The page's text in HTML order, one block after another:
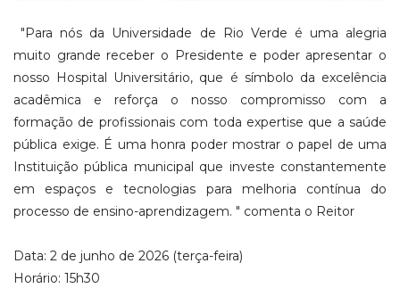
"Para nós da Universidade de Rio Verde é uma alegria
muito grande receber o Presidente e poder apresentar o
nosso Hospital Universitário, que é símbolo da excelência
acadêmica e reforça o nosso compromisso com a
formação de profissionais com toda expertise que a saúde
pública exige. É uma honra poder mostrar o papel de uma
Instituição pública municipal que investe constantemente
em espaços e tecnologias para melhoria contínua do
processo de ensino-aprendizagem. " comenta o Reitor
Data: 2 de junho de 2026 (terça-feira)
Horário: 15h30